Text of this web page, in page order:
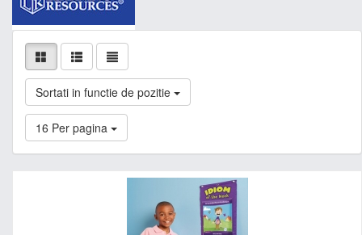
Sortati in functie de pozitie
16 Per pagina